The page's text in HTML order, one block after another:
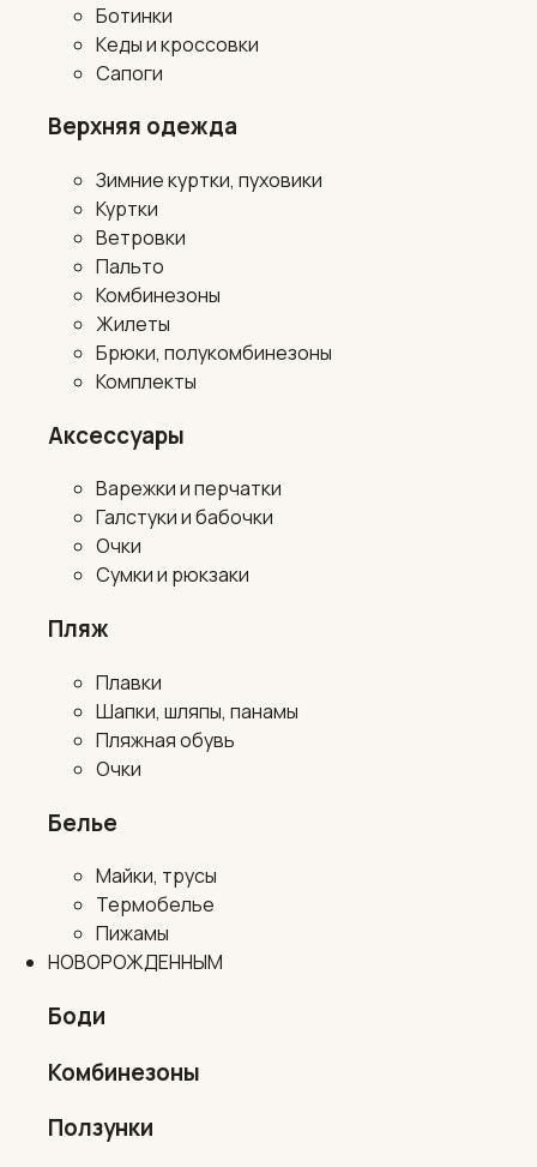
Ботинки
Кеды и кроссовки
Сапоги
Верхняя одежда
Зимние куртки, пуховики
Куртки
Ветровки
Пальто
Комбинезоны
Жилеты
Брюки, полукомбинезоны
Комплекты
Аксессуары
Варежки и перчатки
Галстуки и бабочки
Очки
Сумки и рюкзаки
Пляж
Плавки
Шапки, шляпы, панамы
Пляжная обувь
Очки
Белье
Майки, трусы
Термобелье
Пижамы
НОВОРОЖДЕННЫМ
Боди
Комбинезоны
Ползунки